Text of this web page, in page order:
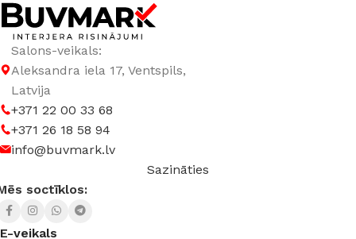
Salons-veikals:
Aleksandra iela 17, Ventspils,
Latvija
+371 22 00 33 68
+371 26 18 58 94
info@buvmark.lv
Sazināties
soctīklos:
E-veikals